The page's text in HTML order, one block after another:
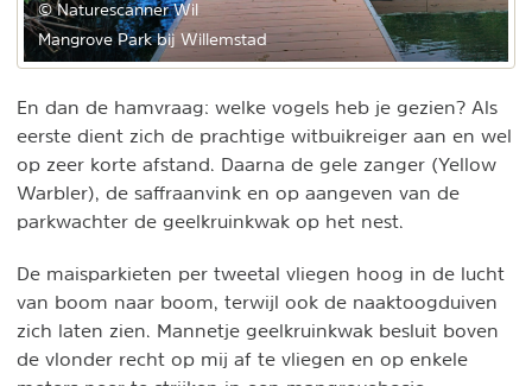
© Naturescanner Wil
Mangrove Park bij Willemstad
En dan de hamvraag: welke vogels heb je gezien? Als
eerste dient zich de prachtige witbuikreiger aan en wel
op zeer korte afstand. Daarna de gele zanger (Yellow
Warbler), de saffraanvink en op aangeven van de
parkwachter de geelkruinkwak op het nest.
De maisparkieten per tweetal vliegen hoog in de lucht
van boom naar boom, terwijl ook de naaktoogduiven
zich laten zien. Mannetje geelkruinkwak besluit boven
de vlonder recht op mij af te vliegen en op enkele